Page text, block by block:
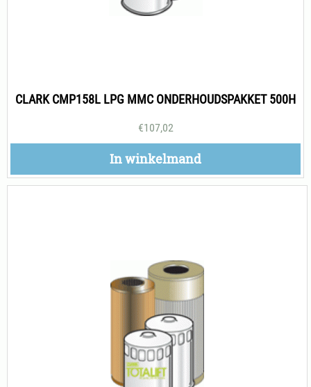
CLARK CMP158L LPG MMC ONDERHOUDSPAKKET 500H
€107,02
In winkelmand